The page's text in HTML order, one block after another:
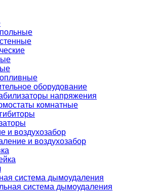
оборудование
напряжения
комнатные
и воздухозабор
и воздухозабор
система дымоудаления
система дымоудаления